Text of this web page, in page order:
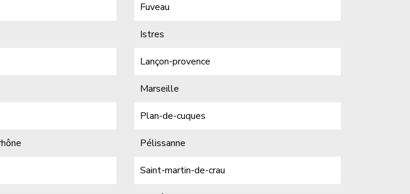
Fuveau
Istres
Lançon-provence
Marseille
Plan-de-cuques
Pélissanne
Saint-martin-de-crau